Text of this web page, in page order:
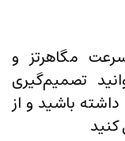
مگاهرتز و
تصمیم‌گیری
باشید و از